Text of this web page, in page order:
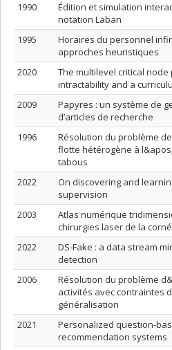
1990
Édition et simulation
notation Laban
1995
Horaires du personnel
approches heuristiques
2020
The multilevel critical
intractability and a
2009
Papyres : un système de
d’articles de recherche
1996
Résolution du problème
flotte hétérogène à
tabous
2022
On discovering and
supervision
2003
Atlas numérique
chirurgies laser de la
2022
DS-Fake : a data stream
detection
2006
Résolution du problème
activités avec contraintes
généralisation
2021
Personalized question-
recommendation systems